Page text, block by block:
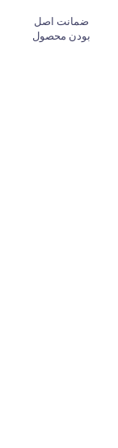
ضمانت اصل
بودن محصول